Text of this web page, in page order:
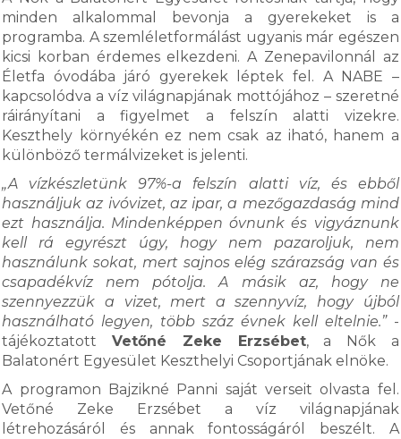
minden alkalommal bevonja a gyerekeket is a
programba. A szemléletformálást ugyanis már egészen
kicsi korban érdemes elkezdeni. A Zenepavilonnál az
Életfa óvodába járó gyerekek léptek fel. A NABE –
kapcsolódva a víz világnapjának mottójához – szeretné
ráirányítani a figyelmet a felszín alatti vizekre.
Keszthely környékén ez nem csak az iható, hanem a
különböző termálvizeket is jelenti.
„A vízkészletünk 97%-a felszín alatti víz, és ebből
használjuk az ivóvizet, az ipar, a mezőgazdaság mind
ezt használja. Mindenképpen óvnunk és vigyáznunk
kell rá egyrészt úgy, hogy nem pazaroljuk, nem
használunk sokat, mert sajnos elég szárazság van és
csapadékvíz nem pótolja. A másik az, hogy ne
szennyezzük a vizet, mert a szennyvíz, hogy újból
használható legyen, több száz évnek kell eltelnie.”-
tájékoztatott Vetőné Zeke Erzsébet, a Nők a
Balatonért Egyesület Keszthelyi Csoportjának elnöke.
A programon Bajzikné Panni saját verseit olvasta fel.
Vetőné Zeke Erzsébet a víz világnapjának
létrehozásáról és annak fontosságáról beszélt. A